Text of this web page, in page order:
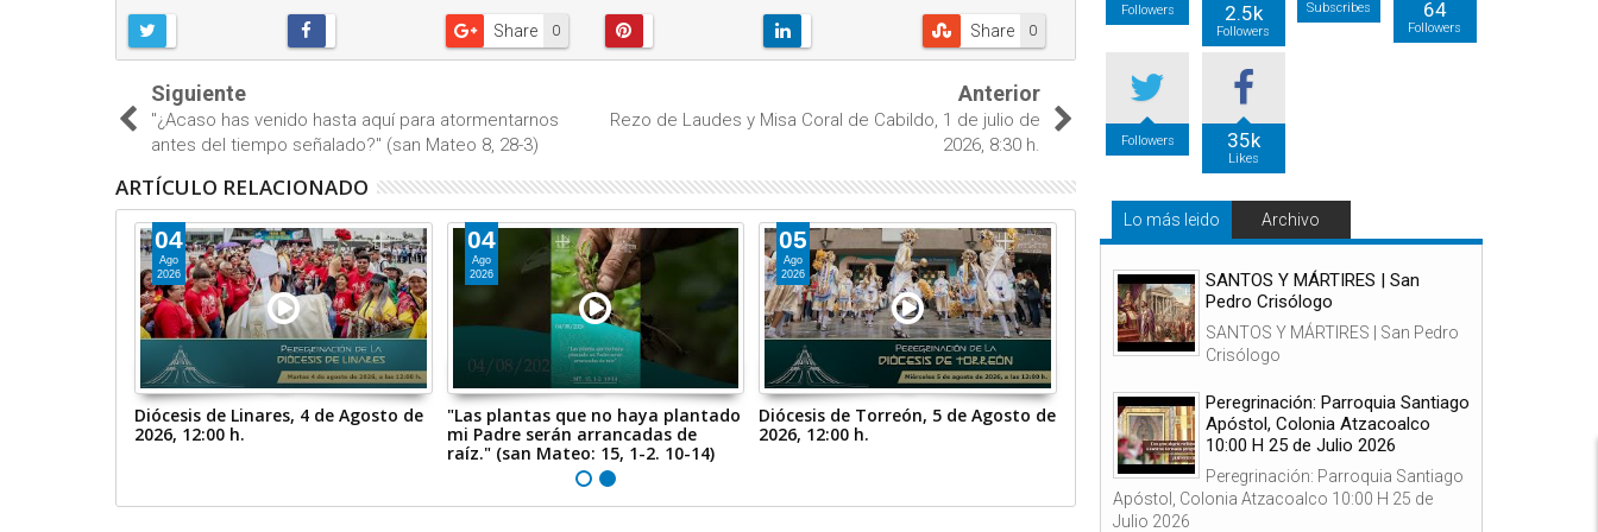
0
Share 0
Share
Siguiente
"¿Acaso has venido hasta aquí para atormentarnos
antes del tiempo señalado?" (san Mateo 8, 28-3)
Anterior
Rezo de Laudes y Misa Coral de Cabildo, 1 de julio de
2026, 8:30 h.
ARTÍCULO RELACIONADO
04
Ago
2026
Diócesis de Linares, 4 de Agosto de
2026, 12:00 h.
04
Ago
2026
"Las plantas que no haya plantado
mi Padre serán arrancadas de
raíz." (san Mateo: 15, 1-2. 10-14)
05
Ago
2026
Diócesis de Torreón, 5 de Agosto de
2026, 12:00 h.
05
2026
Diócesis de Torreón, 5 de Agosto de
2026, 12:00 h.
06
2026
SANTOS Y MÁRTIRES |
Transfiguración del Señor
Followers 2.5k
Followers
Subscribes 64
Followers
Followers 35k
Likes
Lo más leido Archivo
SANTOS Y MÁRTIRES | San
Pedro Crisólogo
SANTOS Y MÁRTIRES | San Pedro
Crisólogo
Peregrinación: Parroquia Santiago
Apóstol, Colonia Atzacoalco
10:00 H 25 de Julio 2026
Peregrinación: Parroquia Santiago
Apóstol, Colonia Atzacoalco 10:00 H 25 de
Julio 2026